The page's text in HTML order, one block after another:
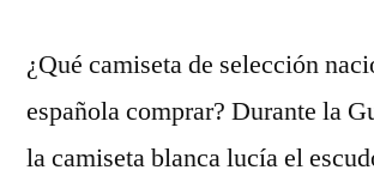
¿Qué camiseta de selección
española comprar? Durante la
la camiseta blanca lucía el